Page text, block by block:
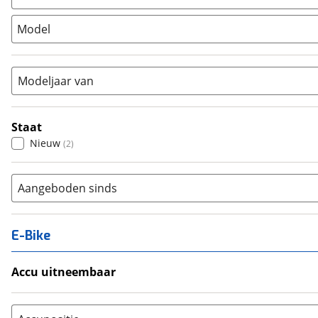
Stadsfiets (2)
Tandem
Model
Modeljaar van
Staat
Nieuw (2)
Aangeboden sinds
E-Bike
Accu uitneembaar
Nee, vast (0)